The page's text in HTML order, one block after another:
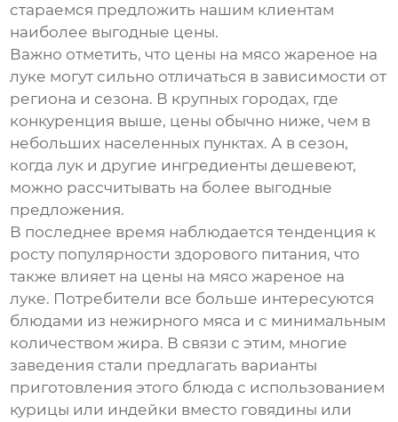
стараемся предложить нашим клиентам
наиболее выгодные цены.
Важно отметить, что цены на мясо жареное на
луке могут сильно отличаться в зависимости от
региона и сезона. В крупных городах, где
конкуренция выше, цены обычно ниже, чем в
небольших населенных пунктах. А в сезон,
когда лук и другие ингредиенты дешевеют,
можно рассчитывать на более выгодные
предложения.
В последнее время наблюдается тенденция к
росту популярности здорового питания, что
также влияет на цены на мясо жареное на
луке. Потребители все больше интересуются
блюдами из нежирного мяса и с минимальным
количеством жира. В связи с этим, многие
заведения стали предлагать варианты
приготовления этого блюда с использованием
курицы или индейки вместо говядины или